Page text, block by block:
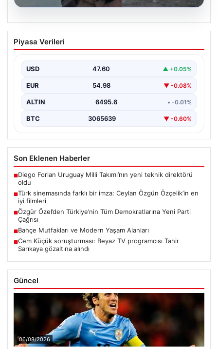
05.08.2026
Türk sinemasında farklı bir imza: Ceylan
Özgün Özçelik’in en iyi filmleri
Piyasa Verileri
USD 47.60 ▲ +0.05%
EUR 54.98 ▼ -0.08%
ALTIN 6495.6 • -0.01%
BTC 3065639 ▼ -0.60%
Son Eklenen Haberler
■Diego Forlan Uruguay Milli Takımı’nın yeni teknik direktörü
oldu
■Türk sinemasında farklı bir imza: Ceylan Özgün Özçelik’in en
iyi filmleri
■Özgür Özel’den Türkiye’nin Tüm Demokratlarına Yeni Parti
Çağrısı
■Bahçe Mutfakları ve Modern Yaşam Alanları
■Cem Küçük soruşturması: Beyaz TV programcısı Tahir
Sarıkaya gözaltına alındı
Güncel
06/08/2026